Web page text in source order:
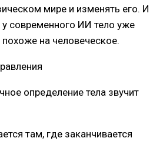
мире и изменять его. И
у современного ИИ тело уже
на человеческое.
определение тела звучит
там, где заканчивается